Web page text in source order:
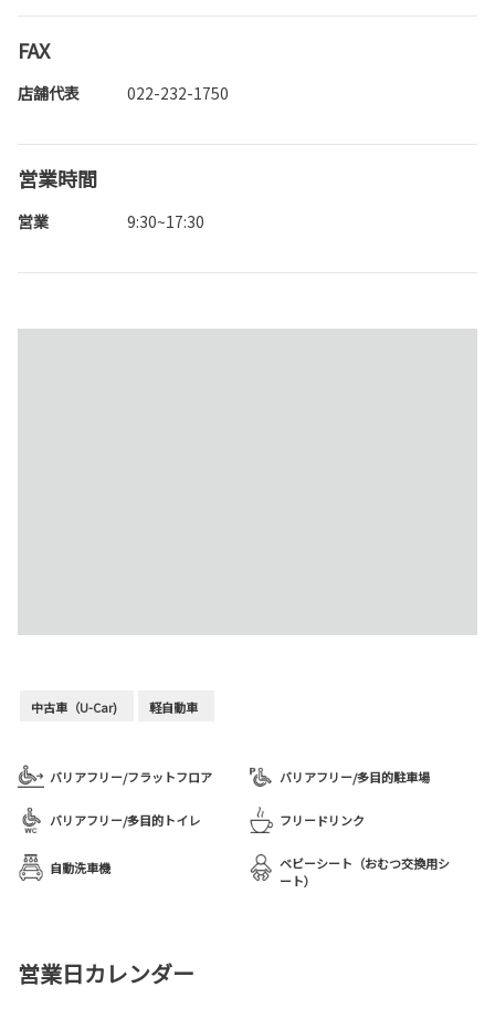
FAX
店舗代表 022-232-1750
営業時間
営業 9:30~17:30
中古車（U-Car) 軽自動車
バリアフリー/フラットフロア バリアフリー/多目的駐車場
バリアフリー/多目的トイレ フリードリンク
自動洗車機
ベビーシート（おむつ交換用シ
ート）
営業日カレンダー